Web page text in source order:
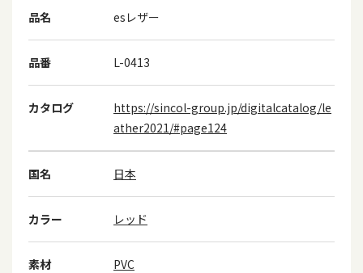
品名 esレザー
品番 L-0413
カタログ
https://sincol-group.jp/digitalcatalog/le
ather2021/#page124
国名 日本
カラー レッド
素材 PVC